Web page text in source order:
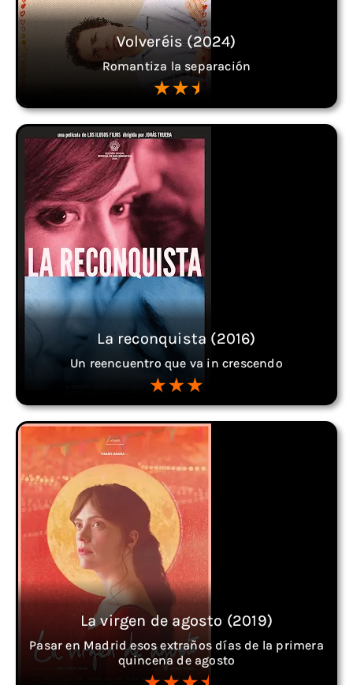
Volveréis (2024)
Romantiza la separación
La reconquista (2016)
Un reencuentro que va in crescendo
La virgen de agosto (2019)
Pasar en Madrid esos extraños días de la primera
quincena de agosto